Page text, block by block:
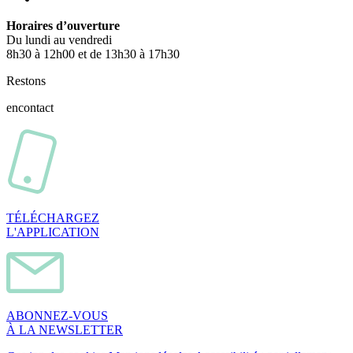
Horaires d’ouverture
Du lundi au vendredi
8h30 à 12h00 et de 13h30 à 17h30
Restons
encontact
TÉLÉCHARGEZ
L'APPLICATION
ABONNEZ-VOUS
À LA NEWSLETTER